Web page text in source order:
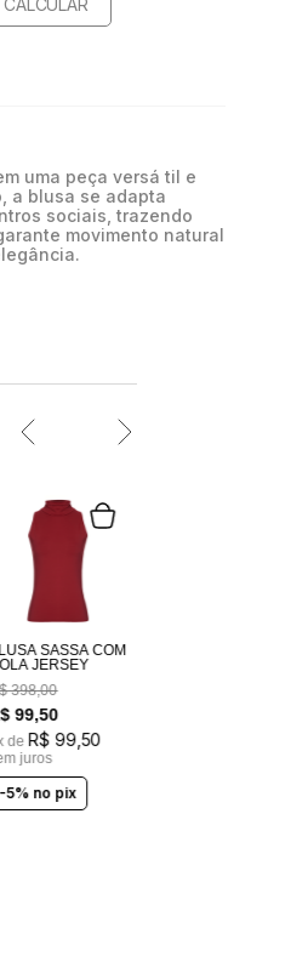
CALCULAR
uma peça versá til e
a blusa se adapta
sociais, trazendo
movimento natural
SASSÁ COM
JERSEY
398,00
99,50
de R$ 99, 50
juros
-5% no pix